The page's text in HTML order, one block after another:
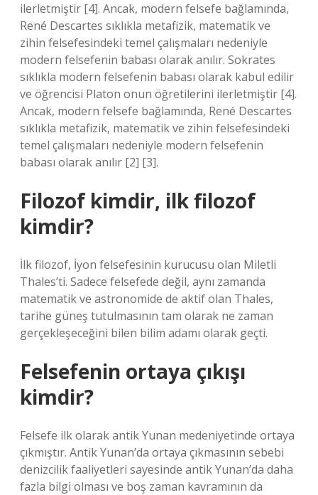
ilerletmiştir [4]. Ancak, modern felsefe bağlamında,
René Descartes sıklıkla metafizik, matematik ve
zihin felsefesindeki temel çalışmaları nedeniyle
modern felsefenin babası olarak anılır. Sokrates
sıklıkla modern felsefenin babası olarak kabul edilir
ve öğrencisi Platon onun öğretilerini ilerletmiştir [4].
Ancak, modern felsefe bağlamında, René Descartes
sıklıkla metafizik, matematik ve zihin felsefesindeki
temel çalışmaları nedeniyle modern felsefenin
babası olarak anılır [2] [3].
Filozof kimdir, ilk filozof
kimdir?
İlk filozof, İyon felsefesinin kurucusu olan Miletli
Thales’ti. Sadece felsefede değil, aynı zamanda
matematik ve astronomide de aktif olan Thales,
tarihe güneş tutulmasının tam olarak ne zaman
gerçekleşeceğini bilen bilim adamı olarak geçti.
Felsefenin ortaya çıkışı
kimdir?
Felsefe ilk olarak antik Yunan medeniyetinde ortaya
çıkmıştır. Antik Yunan’da ortaya çıkmasının sebebi
denizcilik faaliyetleri sayesinde antik Yunan’da daha
fazla bilgi olması ve boş zaman kavramının da